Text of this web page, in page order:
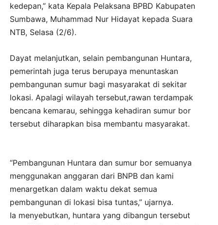
kedepan,” kata Kepala Pelaksana BPBD Kabupaten
Sumbawa, Muhammad Nur Hidayat kepada Suara
NTB, Selasa (2/6).
Dayat melanjutkan, selain pembangunan Huntara,
pemerintah juga terus berupaya menuntaskan
pembangunan sumur bagi masyarakat di sekitar
lokasi. Apalagi wilayah tersebut,rawan terdampak
bencana kemarau, sehingga kehadiran sumur bor
tersebut diharapkan bisa membantu masyarakat.
“Pembangunan Huntara dan sumur bor semuanya
menggunakan anggaran dari BNPB dan kami
menargetkan dalam waktu dekat semua
pembangunan di lokasi bisa tuntas,” ujarnya.
Ia menyebutkan, huntara yang dibangun tersebut